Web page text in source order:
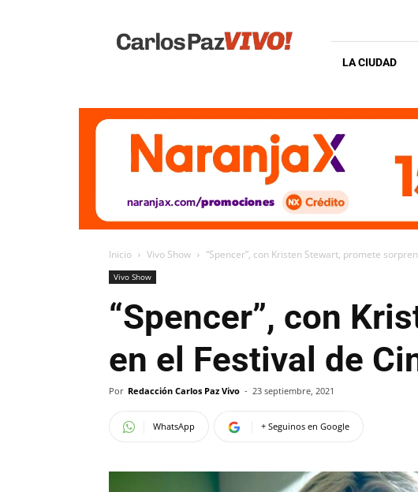
Vivo
LA CIUDAD
Inicio Vivo Show “Spencer”, con Kristen Stewart, promete
Vivo Show
“Spencer”, con
en el Festival de
Por Redacción Carlos Paz Vivo - 23 septiembre, 2021
WhatsApp + Seguinos en Google